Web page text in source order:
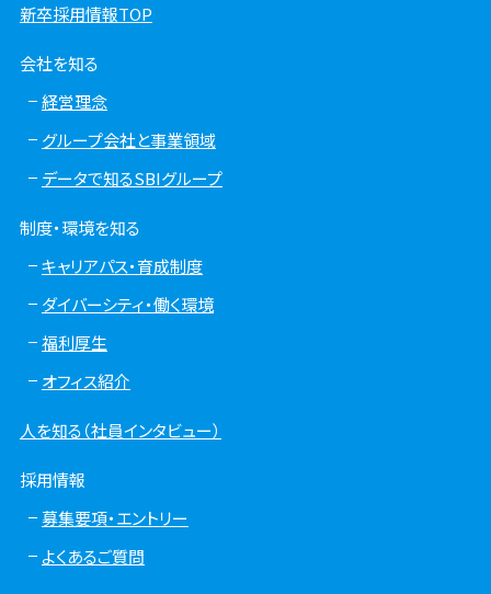
新卒採用情報TOP
会社を知る
経営理念
グループ会社と事業領域
データで知るSBIグループ
制度・環境を知る
キャリアパス・育成制度
ダイバーシティ・働く環境
福利厚生
オフィス紹介
人を知る（社員インタビュー）
採用情報
募集要項・エントリー
よくあるご質問